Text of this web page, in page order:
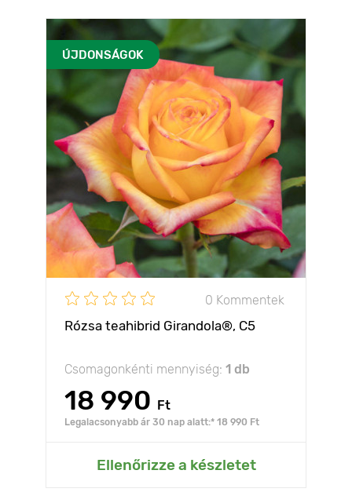
ÚJDONSÁGOK
0 Kommentek
Rózsa teahibrid Girandola®, C5
Csomagonkénti mennyiség: 1 db
18 990 Ft
Legalacsonyabb ár 30 nap alatt:* 18 990 Ft
Ellenőrizze a készletet